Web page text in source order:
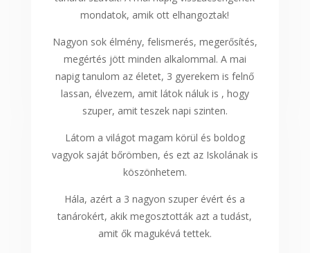
mondatok, amik ott elhangoztak!
Nagyon sok élmény, felismerés, megerősítés,
megértés jött minden alkalommal. A mai
napig tanulom az életet, 3 gyerekem is felnő
lassan, élvezem, amit látok náluk is , hogy
szuper, amit teszek napi szinten.
Látom a világot magam körül és boldog
vagyok saját bőrömben, és ezt az Iskolának is
köszönhetem.
Hála, azért a 3 nagyon szuper évért és a
tanárokért, akik megosztották azt a tudást,
amit ők magukévá tettek.